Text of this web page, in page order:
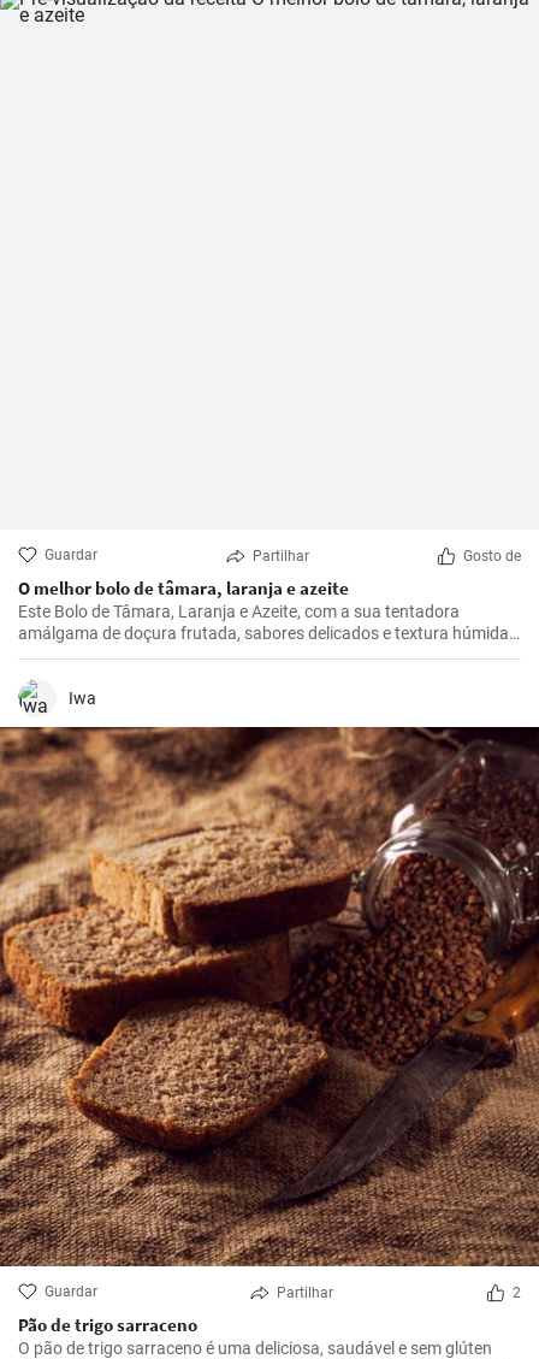
Guardar Partilhar Gosto de
O melhor bolo de tâmara, laranja e azeite
Este Bolo de Tâmara, Laranja e Azeite, com a sua tentadora
amálgama de doçura frutada, sabores delicados e textura húmida,
nunca deixa de tornar qualquer ocasião extra especial.
Iwa
Guardar Partilhar 2
Pão de trigo sarraceno
O pão de trigo sarraceno é uma deliciosa, saudável e sem glúten